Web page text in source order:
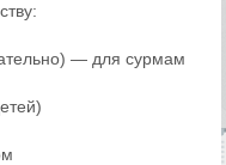
— для сурмам